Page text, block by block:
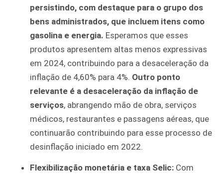
persistindo, com destaque para o grupo dos
bens administrados, que incluem itens como
gasolina e energia. Esperamos que esses
produtos apresentem altas menos expressivas
em 2024, contribuindo para a desaceleração da
inflação de 4,60% para 4%. Outro ponto
relevante é a desaceleração da inflação de
serviços, abrangendo mão de obra, serviços
médicos, restaurantes e passagens aéreas, que
continuarão contribuindo para esse processo de
desinflação iniciado em 2022.
Flexibilização monetária e taxa Selic: Com